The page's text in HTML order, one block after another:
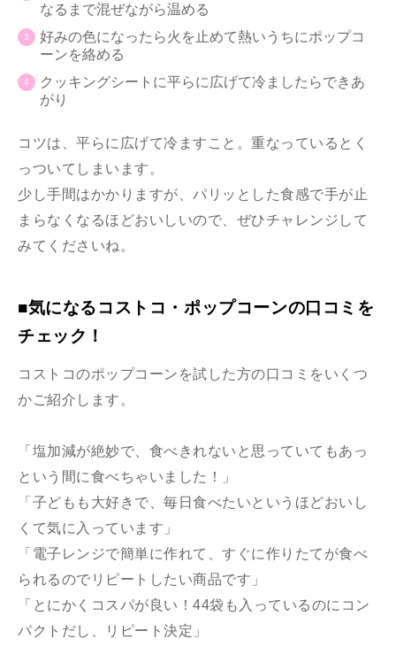
なるまで混ぜながら温める
好みの色になったら火を止めて熱いうちにポップコ
ーンを絡める
クッキングシートに平らに広げて冷ましたらできあ
がり
コツは、平らに広げて冷ますこと。重なっているとく
っついてしまいます。
少し手間はかかりますが、パリッとした食感で手が止
まらなくなるほどおいしいので、ぜひチャレンジして
みてくださいね。
■気になるコストコ・ポップコーンの口コミを
チェック！
コストコのポップコーンを試した方の口コミをいくつ
かご紹介します。
「塩加減が絶妙で、食べきれないと思っていてもあっ
という間に食べちゃいました！」
「子どもも大好きで、毎日食べたいというほどおいし
くて気に入っています」
「電子レンジで簡単に作れて、すぐに作りたてが食べ
られるのでリピートしたい商品です」
「とにかくコスパが良い！44袋も入っているのにコン
パクトだし、リピート決定」